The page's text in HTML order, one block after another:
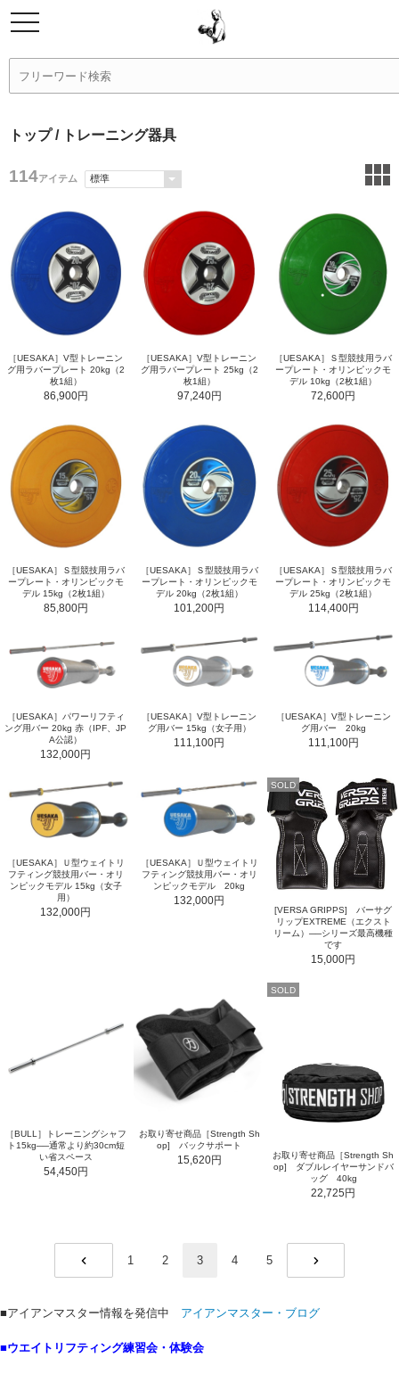
トップ/ トレーニング器具
114アイテム
［UESAKA］V型トレーニン
グ用ラバープレート 20kg（2
枚1組）
86,900円
［UESAKA］V型トレーニン
グ用ラバープレート 25kg（2
枚1組）
97,240円
［UESAKA］Ｓ型競技用ラバ
ープレート・オリンピックモ
デル 10kg（2枚1組）
72,600円
［UESAKA］Ｓ型競技用ラバ
ープレート・オリンピックモ
デル 15kg（2枚1組）
85,800円
［UESAKA］Ｓ型競技用ラバ
ープレート・オリンピックモ
デル 20kg（2枚1組）
101,200円
［UESAKA］Ｓ型競技用ラバ
ープレート・オリンピックモ
デル 25kg（2枚1組）
114,400円
［UESAKA］パワーリフティ
ング用バー 20kg 赤（IPF、JP
A公認）
132,000円
［UESAKA］V型トレーニン
グ用バー 15kg（女子用）
111,100円
［UESAKA］V型トレーニン
グ用バー 20kg
111,100円
［UESAKA］Ｕ型ウェイトリ
フティング競技用バー・オリ
ンピックモデル 15kg（女子
用）
132,000円
［UESAKA］Ｕ型ウェイトリ
フティング競技用バー・オリ
ンピックモデル 20kg
132,000円
SOLD
[VERSA GRIPPS] バーサグ
リップEXTREME（エクスト
リーム）──シリーズ最高機種
です
15,000円
［BULL］トレーニングシャフ
ト15kg──通常より約30cm短
い省スペース
54,450円
お取り寄せ商品［Strength Sh
op] バックサポート
15,620円
SOLD
お取り寄せ商品［Strength Sh
op] ダブルレイヤーサンドバ
ッグ 40kg
22,725円
1 2 3 4
5
■アイアンマスター情報を発信中 アイアンマスター・ブログ
■ウエイトリフティング練習会・体験会